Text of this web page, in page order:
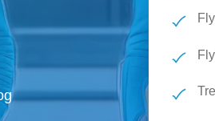
Træfældning
TV installation og opsætning
Vinduespudsning